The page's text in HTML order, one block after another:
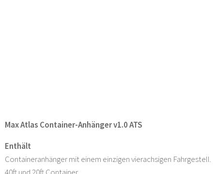
Max Atlas Container-Anhänger v1.0 ATS
Enthält
Containeranhänger mit einem einzigen vierachsigen Fahrgestell.